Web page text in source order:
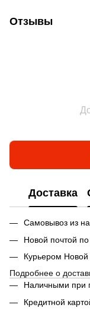
Отзывы
Доставка
Самовывоз из
Новой почтой
Курьером
Подробнее о
Наличными при
Кредитной